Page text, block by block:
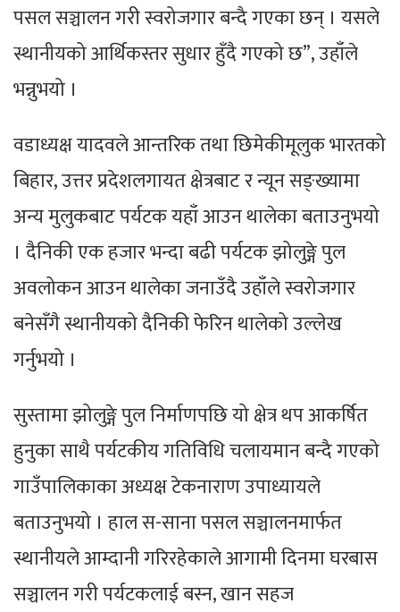
पसल सञ्चालन गरी स्वरोजगार बन्दै गएका छन् । यसले
स्थानीयको आर्थिकस्तर सुधार हुँदै गएको छ”, उहाँले
भन्नुभयो ।
वडाध्यक्ष यादवले आन्तरिक तथा छिमेकीमूलुक भारतको
बिहार, उत्तर प्रदेशलगायत क्षेत्रबाट र न्यून सङ्ख्यामा
अन्य मुलुकबाट पर्यटक यहाँ आउन थालेका बताउनुभयो
। दैनिकी एक हजार भन्दा बढी पर्यटक झोलुङ्गे पुल
अवलोकन आउन थालेका जनाउँदै उहाँले स्वरोजगार
बनेसँगै स्थानीयको दैनिकी फेरिन थालेको उल्लेख
गर्नुभयो ।
सुस्तामा झोलुङ्गे पुल निर्माणपछि यो क्षेत्र थप आकर्षित
हुनुका साथै पर्यटकीय गतिविधि चलायमान बन्दै गएको
गाउँपालिकाका अध्यक्ष टेकनाराण उपाध्यायले
बताउनुभयो । हाल स-साना पसल सञ्चालनमार्फत
स्थानीयले आम्दानी गरिरहेकाले आगामी दिनमा घरबास
सञ्चालन गरी पर्यटकलाई बस्न, खान सहज